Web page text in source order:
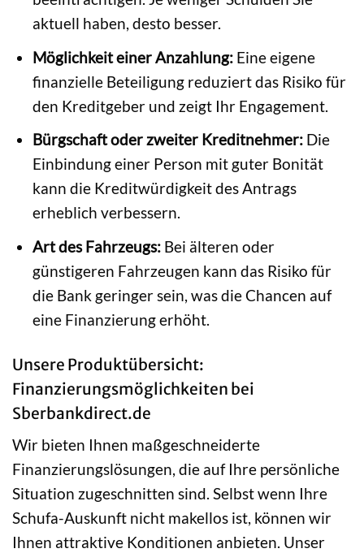
aktuell haben, desto besser.
Möglichkeit einer Anzahlung:Eine eigene
finanzielle Beteiligung reduziert das Risiko für
den Kreditgeber und zeigt Ihr Engagement.
Bürgschaft oder zweiter Kreditnehmer:Die
Einbindung einer Person mit guter Bonität
kann die Kreditwürdigkeit des Antrags
erheblich verbessern.
Art des Fahrzeugs:Bei älteren oder
günstigeren Fahrzeugen kann das Risiko für
die Bank geringer sein, was die Chancen auf
eine Finanzierung erhöht.
Unsere Produktübersicht:
Finanzierungsmöglichkeiten bei
Sberbankdirect.de
Wir bieten Ihnen maßgeschneiderte
Finanzierungslösungen, die auf Ihre persönliche
Situation zugeschnitten sind. Selbst wenn Ihre
Schufa-Auskunft nicht makellos ist, können wir
Ihnen attraktive Konditionen anbieten. Unser